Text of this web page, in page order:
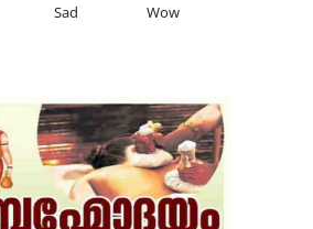
Sad Wow